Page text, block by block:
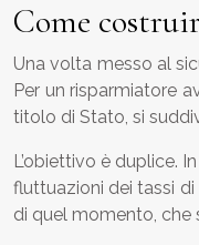
Come
Una volta messo al
Per un risparmiatore
titolo di Stato, si
L’obiettivo è duplice.
fluttuazioni dei tassi
di quel momento, che